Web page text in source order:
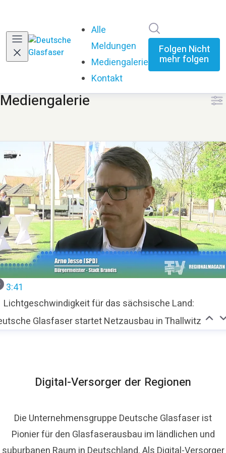
Alle
Meldungen
Mediengalerie
Kontakt
Folgen Nicht
mehr folgen
Mediengalerie
3:41
Lichtgeschwindigkeit für das sächsische Land:
Glasfaser startet Netzausbau in Thallwitz
Digital-Versorger der Regionen
Die Unternehmensgruppe Deutsche Glasfaser ist
Pionier für den Glasfaserausbau im ländlichen und